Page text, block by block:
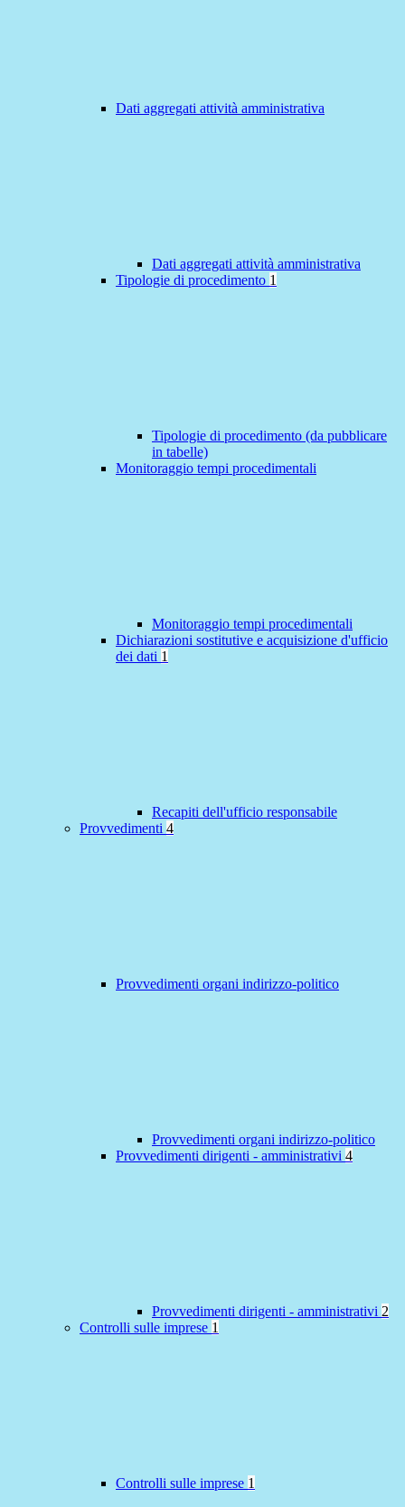
Dati aggregati attività amministrativa
Dati aggregati attività amministrativa
Tipologie di procedimento 1
Tipologie di procedimento (da pubblicare
in tabelle)
Monitoraggio tempi procedimentali
Monitoraggio tempi procedimentali
Dichiarazioni sostitutive e acquisizione d'ufficio
dei dati 1
Recapiti dell'ufficio responsabile
Provvedimenti 4
Provvedimenti organi indirizzo-politico
Provvedimenti organi indirizzo-politico
Provvedimenti dirigenti - amministrativi 4
Provvedimenti dirigenti - amministrativi 2
Controlli sulle imprese 1
Controlli sulle imprese 1